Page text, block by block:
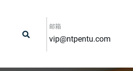
邮箱
vip@ntpentu.com